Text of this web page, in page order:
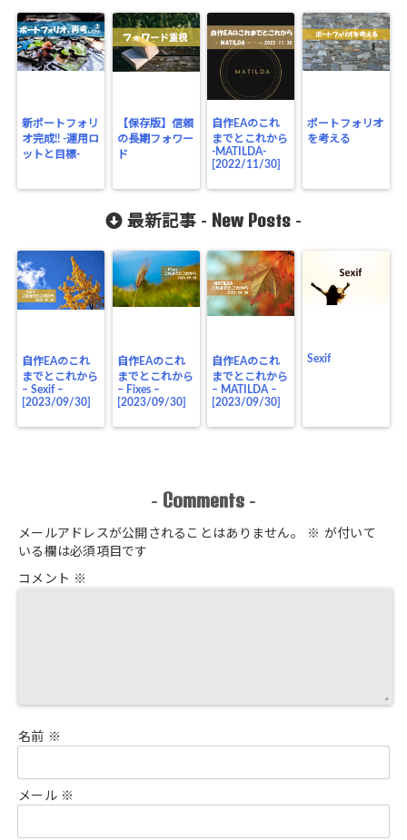
新ポートフォリ
オ完成!! -運用ロ
ットと目標-
【保存版】信頼
の長期フォワー
ド
自作EAのこれ
までとこれから
-MATILDA-
[2022/11/30]
ポートフォリオ
を考える
最新記事 - New Posts -
自作EAのこれ
までとこれから
– Sexif –
[2023/09/30]
自作EAのこれ
までとこれから
– Fixes –
[2023/09/30]
自作EAのこれ
までとこれから
– MATILDA –
[2023/09/30]
Sexif
- Comments -
メールアドレスが公開されることはありません。 ※ が付いて
いる欄は必須項目です
コメント ※
名前 ※
メール ※